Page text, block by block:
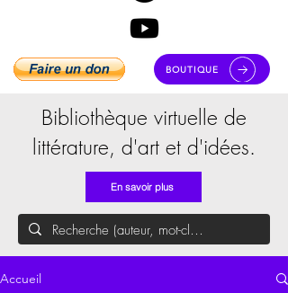
BOUTIQUE
Bibliothèque virtuelle de
littérature, d'art et d'idées.
En savoir plus
Accueil